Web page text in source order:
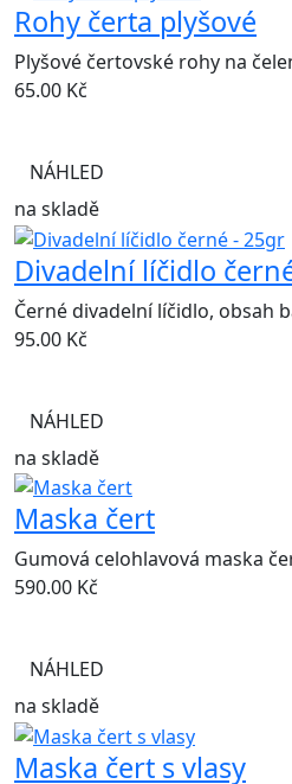
Rohy čerta plyšové
Plyšové čertovské rohy na
65.00 Kč
NÁHLED
na skladě
Divadelní líčidlo
Černé divadelní líčidlo, obsah
95.00 Kč
NÁHLED
na skladě
Maska čert
Gumová celohlavová maska
590.00 Kč
NÁHLED
na skladě
Maska čert s vlasy